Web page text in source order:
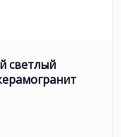
светлый